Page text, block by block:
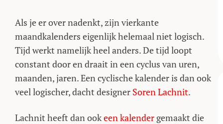
Als je er over nadenkt, zijn vierkante
maandkalenders eigenlijk helemaal niet logisch.
Tijd werkt namelijk heel anders. De tijd loopt
constant door en draait in een cyclus van uren,
maanden, jaren. Een cyclische kalender is dan ook
veel logischer, dacht designer Soren Lachnit.
Lachnit heeft dan ookeen kalender gemaakt die